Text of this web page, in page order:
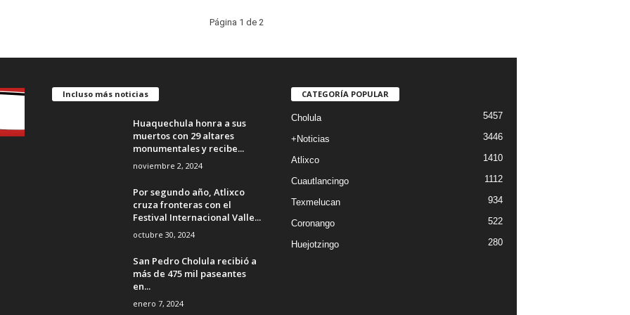
Página 1 de 2
Incluso más noticias
Huaquechula honra a sus
muertos con 29 altares
monumentales y recibe...
noviembre 2, 2024
Por segundo año, Atlixco
cruza fronteras con el
Festival Internacional Valle...
octubre 30, 2024
San Pedro Cholula recibió a
más de 475 mil paseantes
en...
enero 7, 2024
CATEGORÍA POPULAR
Cholula 5457
+Noticias 3446
Atlixco 1410
Cuautlancingo 1112
Texmelucan 934
Coronango 522
Huejotzingo 280